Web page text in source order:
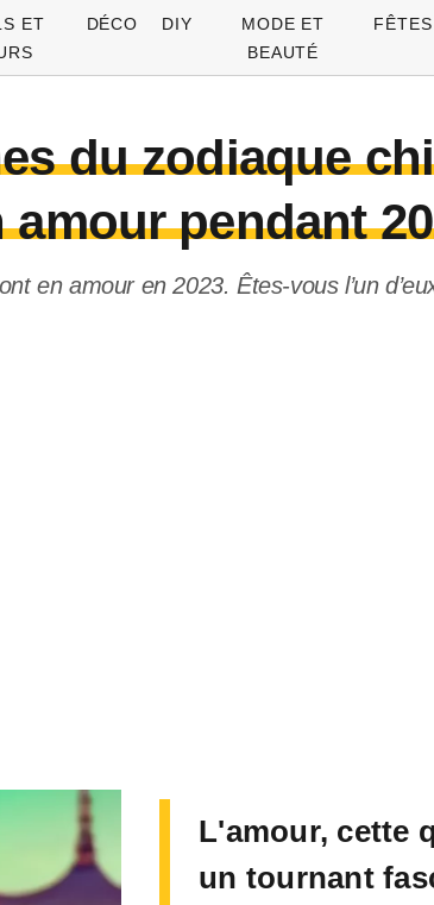
ET
DÉCO DIY
MODE ET
BEAUTÉ
FÊTES
du zodiaque
pendant
en amour en 2023. Êtes-vous l’un
L'amour, cette
un tournant